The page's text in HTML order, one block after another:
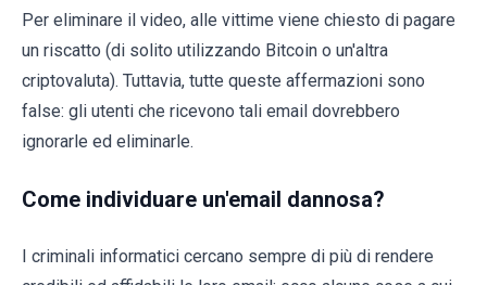
Per eliminare il video, alle vittime viene chiesto di pagare
un riscatto (di solito utilizzando Bitcoin o un'altra
criptovaluta). Tuttavia, tutte queste affermazioni sono
false: gli utenti che ricevono tali email dovrebbero
ignorarle ed eliminarle.
Come individuare un'email dannosa?
I criminali informatici cercano sempre di più di rendere